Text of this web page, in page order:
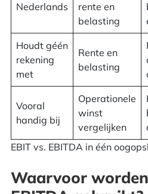
Nederlands
rente en
belasting
Houdt géén
rekening
met
Rente en
belasting
Vooral
handig bij
Operationele
winst
vergelijken
EBIT vs. EBITDA in één
Waarvoor